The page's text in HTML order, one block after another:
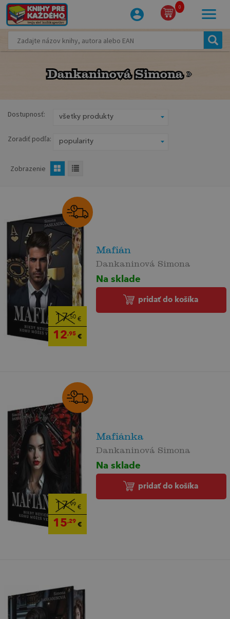
0
Dankaninová Simona
Dankaninová Simona
Dostupnosť:
Zoradiť podľa:
Zobrazenie
17,50€
12,95€
Mafián
Dankaninová Simona
Na sklade
pridať do košíka
17,99 €
15,29 €
Mafiánka
Dankaninová Simona
Na sklade
pridať do košíka